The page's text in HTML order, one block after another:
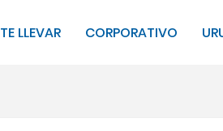
LLEVAR CORPORATIVO